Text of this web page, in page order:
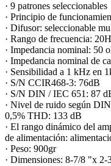
· 9 patrones seleccionables
· Principio de
· Difusor: seleccionable
· Rango de frecuencia:
· Impedancia nominal: 50
· Impedancia nominal de
· Sensibilidad a 1 kHz en
· S/N CCIR468-3: 76dB
· S/N DIN / IEC 651: 87
· Nivel de ruido según
0,5% THD: 133 dB
· El rango dinámico del
de alimentación:
· Peso: 900gr
· Dimensiones: 8-7/8 "x 2-